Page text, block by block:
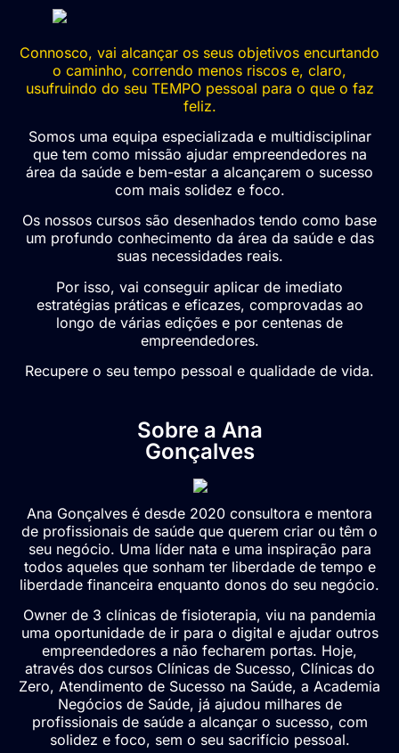
Connosco, vai alcançar os seus objetivos encurtando
o caminho, correndo menos riscos e, claro,
usufruindo do seu TEMPO pessoal para o que o faz
feliz.
Somos uma equipa especializada e multidisciplinar
que tem como missão ajudar empreendedores na
área da saúde e bem-estar a alcançarem o sucesso
com mais solidez e foco.
Os nossos cursos são desenhados tendo como base
um profundo conhecimento da área da saúde e das
suas necessidades reais.
Por isso, vai conseguir aplicar de imediato
estratégias práticas e eficazes, comprovadas ao
longo de várias edições e por centenas de
empreendedores.
Recupere o seu tempo pessoal e qualidade de vida.
Sobre a Ana
Gonçalves
Ana Gonçalves é desde 2020 consultora e mentora
de profissionais de saúde que querem criar ou têm o
seu negócio. Uma líder nata e uma inspiração para
todos aqueles que sonham ter liberdade de tempo e
liberdade financeira enquanto donos do seu negócio.
Owner de 3 clínicas de fisioterapia, viu na pandemia
uma oportunidade de ir para o digital e ajudar outros
empreendedores a não fecharem portas. Hoje,
através dos cursos Clínicas de Sucesso, Clínicas do
Zero, Atendimento de Sucesso na Saúde, a Academia
Negócios de Saúde, já ajudou milhares de
profissionais de saúde a alcançar o sucesso, com
solidez e foco, sem o seu sacrifício pessoal.